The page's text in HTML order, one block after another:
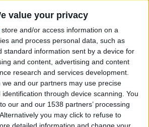
value your privacy
store and/or access information on a
and process personal data, such as
standard information sent by a device for
and content, advertising and content
research and services development.
and our partners may use precise
through device scanning. You
our and our 1538 partners’ processing
you may click to refuse to
de conséquencecontre Brest (1-2)
a confirmé Philipp Köhn dans le
le choc face à Marseille. «Nous avons
, a expliqué l’Autrichien en conférence de
une conversation tous les deux. Il en a